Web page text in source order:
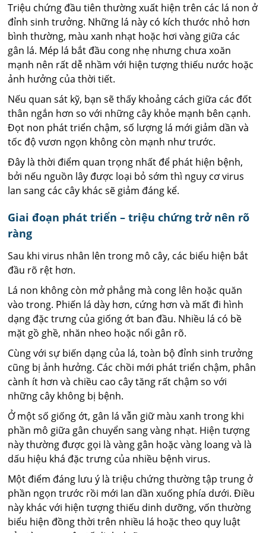
Triệu chứng đầu tiên thường xuất hiện trên các lá non ở
đỉnh sinh trưởng. Những lá này có kích thước nhỏ hơn
bình thường, màu xanh nhạt hoặc hơi vàng giữa các
gân lá. Mép lá bắt đầu cong nhẹ nhưng chưa xoăn
mạnh nên rất dễ nhầm với hiện tượng thiếu nước hoặc
ảnh hưởng của thời tiết.
Nếu quan sát kỹ, bạn sẽ thấy khoảng cách giữa các đốt
thân ngắn hơn so với những cây khỏe mạnh bên cạnh.
Đọt non phát triển chậm, số lượng lá mới giảm dần và
tốc độ vươn ngọn không còn mạnh như trước.
Đây là thời điểm quan trọng nhất để phát hiện bệnh,
bởi nếu nguồn lây được loại bỏ sớm thì nguy cơ virus
lan sang các cây khác sẽ giảm đáng kể.
Giai đoạn phát triển – triệu chứng trở nên rõ
ràng
Sau khi virus nhân lên trong mô cây, các biểu hiện bắt
đầu rõ rệt hơn.
Lá non không còn mở phẳng mà cong lên hoặc quăn
vào trong. Phiến lá dày hơn, cứng hơn và mất đi hình
dạng đặc trưng của giống ớt ban đầu. Nhiều lá có bề
mặt gồ ghề, nhăn nheo hoặc nổi gân rõ.
Cùng với sự biến dạng của lá, toàn bộ đỉnh sinh trưởng
cũng bị ảnh hưởng. Các chồi mới phát triển chậm, phân
cành ít hơn và chiều cao cây tăng rất chậm so với
những cây không bị bệnh.
Ở một số giống ớt, gân lá vẫn giữ màu xanh trong khi
phần mô giữa gân chuyển sang vàng nhạt. Hiện tượng
này thường được gọi là vàng gân hoặc vàng loang và là
dấu hiệu khá đặc trưng của nhiều bệnh virus.
Một điểm đáng lưu ý là triệu chứng thường tập trung ở
phần ngọn trước rồi mới lan dần xuống phía dưới. Điều
này khác với hiện tượng thiếu dinh dưỡng, vốn thường
biểu hiện đồng thời trên nhiều lá hoặc theo quy luật